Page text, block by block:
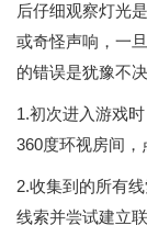
后仔细观察灯光
或奇怪声响，一
的错误是犹豫不
1.初次进入游戏
360度环视房间，
2.收集到的所有
线索并尝试建立联